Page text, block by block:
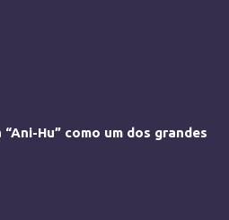
Hu” como um dos grandes